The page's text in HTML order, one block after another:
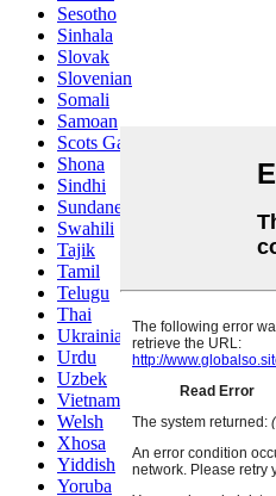
Sesotho
Sinhala
Slovak
Slovenian
Somali
Samoan
Scots Gaelic
Shona
Sindhi
Sundanese
Swahili
Tajik
Tamil
Telugu
Thai
Ukrainian
Urdu
Uzbek
Vietnamese
Welsh
Xhosa
Yiddish
Yoruba